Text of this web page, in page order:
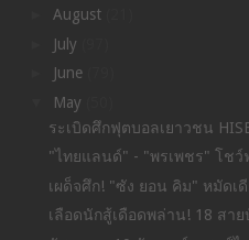
August
July
June
May
ระเบิดศึกฟุตบอลเยาวชน
"ไทยแลนด์" - "พรเพชร" โช
เผด็จศึก! "ซัง ยอน คิม" หมัดเ
เลือดนักสู้เดือดพล่าน! 18 สา